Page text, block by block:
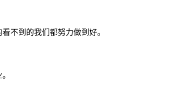
不到的我们都努力做到好。